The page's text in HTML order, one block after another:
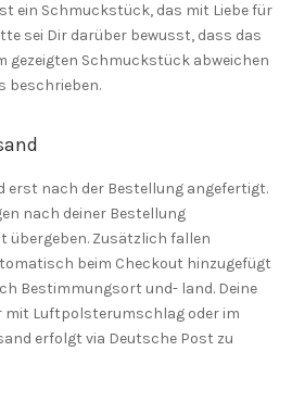
ein Schmuckstück, das mit Liebe für
sei Dir darüber bewusst, dass das
gezeigten Schmuckstück abweichen
beschrieben.
erst nach der Bestellung angefertigt.
nach deiner Bestellung
übergeben. Zusätzlich fallen
beim Checkout hinzugefügt
Bestimmungsort und- land. Deine
mit Luftpolsterumschlag oder im
erfolgt via Deutsche Post zu